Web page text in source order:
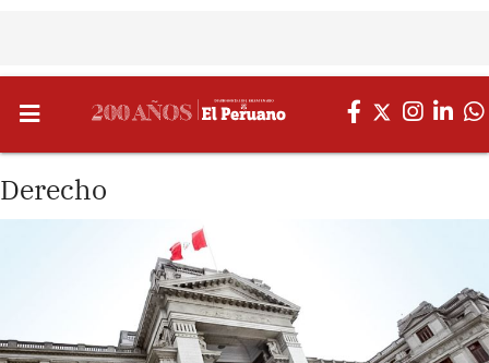
Derecho